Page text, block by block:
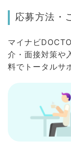
応募方法・
マイナビ
介・面接対策や
料でトータルサ